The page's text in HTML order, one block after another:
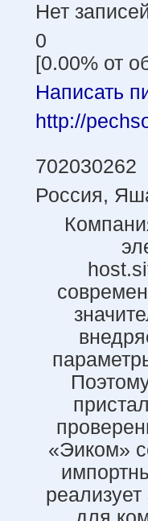
Нет
0
[0.00% от
Написать
http://
702030262
Россия,
«Эиком»